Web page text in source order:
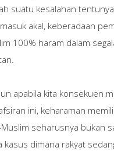
suatu kesalahan
akal, keberadaan
100% haram dalam
apabila kita konsekuen
ini, keharaman
seharusnya bukan
kasus dimana rakyat